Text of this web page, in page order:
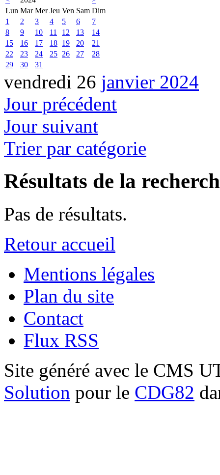
Lun Mar Mer Jeu Ven Sam Dim
1
2 3 4 5 6
7
8
9 10 11 12 13
14
15
16 17 18 19 20
21
22
23 24 25 26 27
28
29
30 31
vendredi 26 janvier 2024
Jour précédent
Jour suivant
Trier par catégorie
Résultats de la
Pas de résultats.
Retour accueil
Mentions légales
Plan du site
Contact
Flux RSS
Site généré avec le CMS
Solution pour le CDG82